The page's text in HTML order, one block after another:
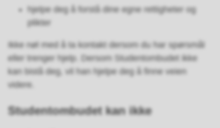
hjelpe deg å forstå dine egne rettigheter og
plikter
Ikke nøl med å ta kontakt dersom du har spørsmål
eller trenger hjelp. Dersom Studentombudet ikke
kan bistå deg, vil han hjelpe deg å finne veien
videre.
Studentombudet kan ikke